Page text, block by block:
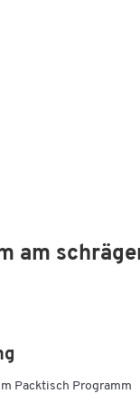
am
Packtisch Programm